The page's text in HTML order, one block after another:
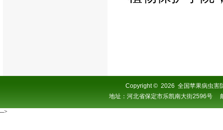
Copyright© 2026 全国苹果病虫害
地址：河北省保定市乐凯南大街2596
-->